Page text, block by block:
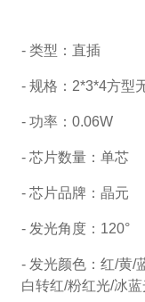
- 类型：直插
- 规格： 2*3*4方型
- 功率：0.06W
- 芯片数量：单芯
- 芯片品牌：晶元
- 发光角度：120°
- 发光颜色：红/黄/
白转红/粉红光/冰蓝